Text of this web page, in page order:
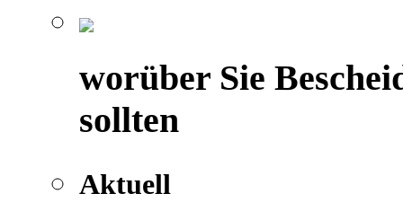
worüber Sie
sollten
Aktuell